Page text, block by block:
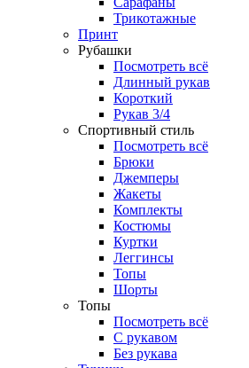
Трикотажные
Принт
Рубашки
Посмотреть всё
Длинный рукав
Короткий
Рукав 3/4
Спортивный стиль
Посмотреть всё
Брюки
Джемперы
Жакеты
Комплекты
Костюмы
Куртки
Леггинсы
Топы
Шорты
Топы
Посмотреть всё
C рукавом
Без рукава